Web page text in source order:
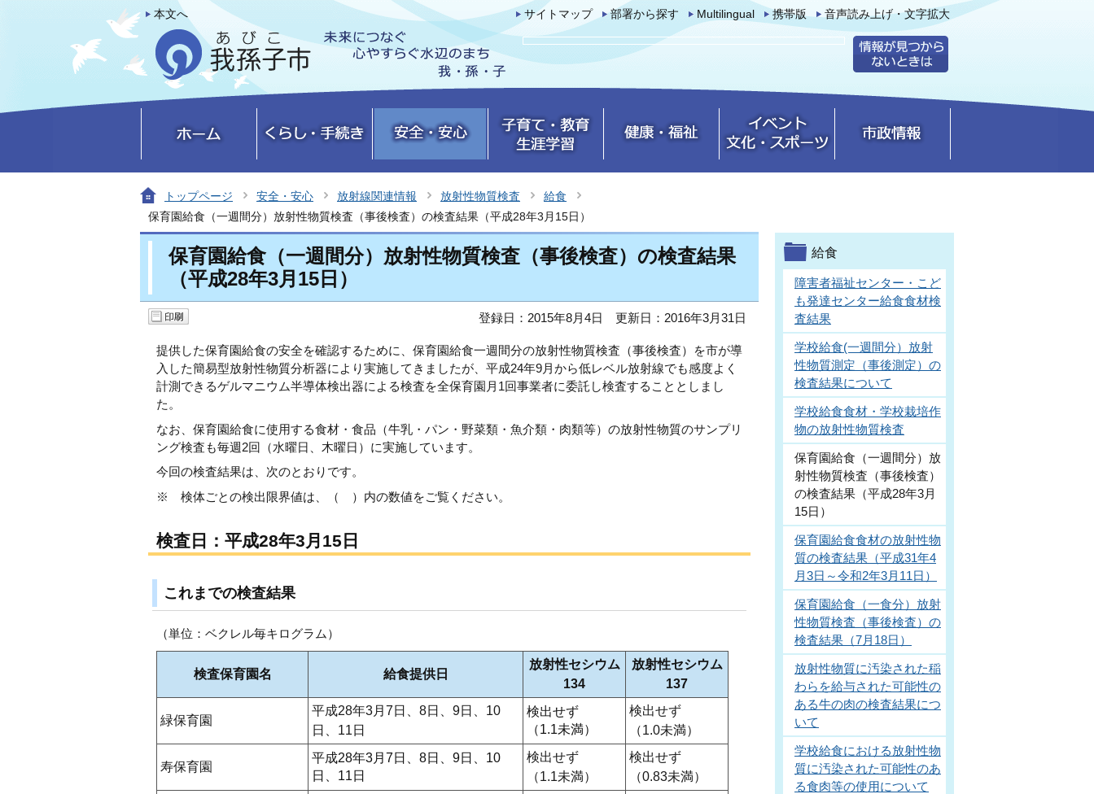
本文へ サイトマップ 部署から探す Multilingual 携帯版 音声読み上げ・文字拡大
トップページ 安全・安心 放射線関連情報 放射性物質検査
給食
保育園給食（一週間分）放射性物質検査（事後検査）の検査結果（平成28年3月15日）
保育園給食（一週間分）放射性物質検査（事後検査）の検査結果
（平成28年3月15日）
登録日：2015年8月4日 更新日：2016年3月31日
提供した保育園給食の安全を確認するために、保育園給食一週間分の放射性物質検査（事後検査）を市が導
入した簡易型放射性物質分析器により実施してきましたが、平成24年9月から低レベル放射線でも感度よく
計測できるゲルマニウム半導体検出器による検査を全保育園月1回事業者に委託し検査することとしまし
た。
なお、保育園給食に使用する食材・食品（牛乳・パン・野菜類・魚介類・肉類等）の放射性物質のサンプリ
ング検査も毎週2回（水曜日、木曜日）に実施しています。
今回の検査結果は、次のとおりです。
※ 検体ごとの検出限界値は、（ ）内の数値をご覧ください。
検査日：平成28年3月15日
これまでの検査結果
（単位：ベクレル毎キログラム）
検査保育園名 給食提供日
放射性セシウム
134
放射性セシウム
137
緑保育園
平成28年3月7日、8日、9日、10
日、11日
検出せず
（1.1未満）
検出せず
（1.0未満）
寿保育園
平成28年3月7日、8日、9日、10
日、11日
検出せず
（1.1未満）
検出せず
（0.83未満）
給食
障害者福祉センター・こど
も発達センター給食食材検
査結果
学校給食(一週間分）放射
性物質測定（事後測定）の
検査結果について
学校給食食材・学校栽培作
物の放射性物質検査
保育園給食（一週間分）放
射性物質検査（事後検査）
の検査結果（平成28年3月
15日）
保育園給食食材の放射性物
質の検査結果（平成31年4
月3日～令和2年3月11日）
保育園給食（一食分）放射
性物質検査（事後検査）の
検査結果（7月18日）
放射性物質に汚染された稲
わらを給与された可能性の
ある牛の肉の検査結果につ
いて
学校給食における放射性物
質に汚染された可能性のあ
る食肉等の使用について